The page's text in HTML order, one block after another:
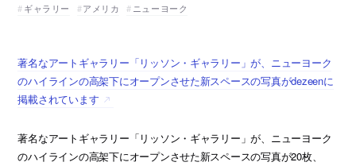
ギャラリー
アメリカ ニューヨーク
著名なアートギャラリー「リッソン・ギャラリー」が、ニューヨーク
のハイラインの高架下にオープンさせた新スペースの写真がdezeenに
掲載されています
著名なアートギャラリー「リッソン・ギャラリー」が、ニューヨーク
のハイラインの高架下にオープンさせた新スペースの写真が20枚、